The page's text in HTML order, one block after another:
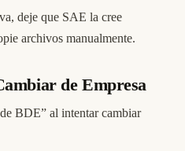
deje que SAE la cree
archivos manualmente.
de Empresa
BDE” al intentar cambiar